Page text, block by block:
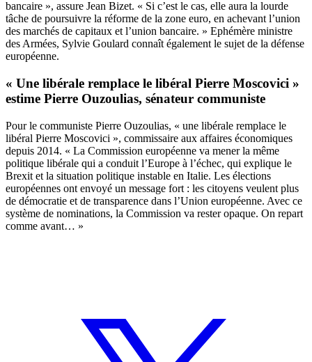
bancaire », assure Jean Bizet. « Si c’est le cas, elle aura la lourde
tâche de poursuivre la réforme de la zone euro, en achevant l’union
des marchés de capitaux et l’union bancaire. » Ephémère ministre
des Armées, Sylvie Goulard connaît également le sujet de la défense
européenne.
« Une libérale remplace le libéral Pierre Moscovici »
estime Pierre Ouzoulias, sénateur communiste
Pour le communiste Pierre Ouzoulias, « une libérale remplace le
libéral Pierre Moscovici », commissaire aux affaires économiques
depuis 2014. « La Commission européenne va mener la même
politique libérale qui a conduit l’Europe à l’échec, qui explique le
Brexit et la situation politique instable en Italie. Les élections
européennes ont envoyé un message fort : les citoyens veulent plus
de démocratie et de transparence dans l’Union européenne. Avec ce
système de nominations, la Commission va rester opaque. On repart
comme avant… »